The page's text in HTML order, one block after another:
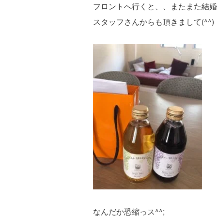
フロントへ行くと、、またまた結
スタッフさんからも頂きまして(^^)
なんだか恐縮っス^^;